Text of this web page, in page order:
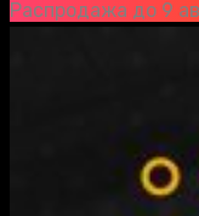
Распродажа до 9